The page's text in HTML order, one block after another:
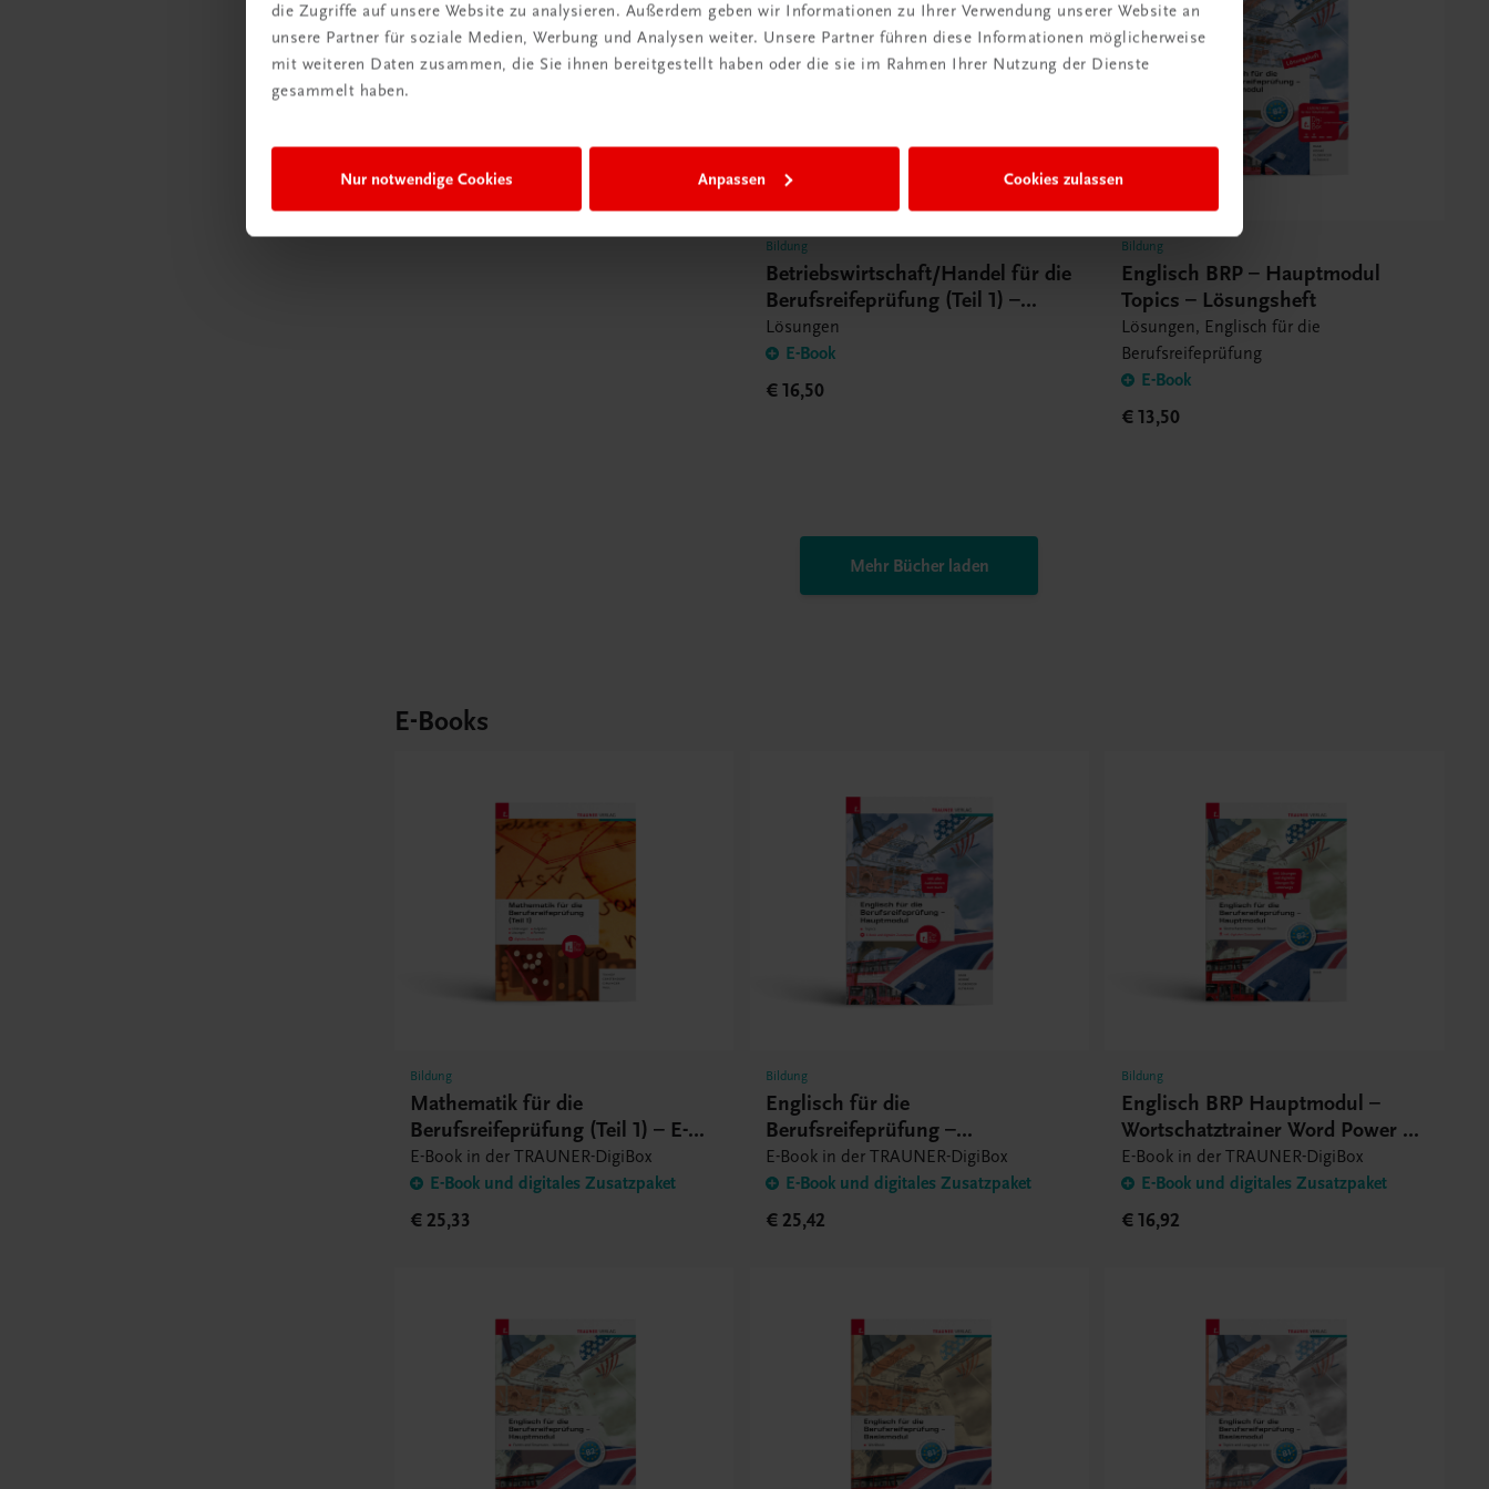
die Zugriffe auf unsere Website zu analysieren. Außerdem geben wir Informationen zu Ihrer Verwendung unserer Website an
unsere Partner für soziale Medien, Werbung und Analysen weiter. Unsere Partner führen diese Informationen möglicherweise
mit weiteren Daten zusammen, die Sie ihnen bereitgestellt haben oder die sie im Rahmen Ihrer Nutzung der Dienste
gesammelt haben.
Nur notwendige Cookies Anpassen Cookies zulassen
Neu in der DigiBox
Der „Digitale
Jetzt entdecken
Bildung
Betriebswirtschaft/Handel für die
Berufsreifeprüfung (Teil 1) –
Lösungsheft
Lösungen
E-Book
€ 16,50
Bildung
Englisch BRP – Hauptmodul
Topics – Lösungsheft
Lösungen, Englisch für die
Berufsreifeprüfung
E-Book
€ 13,50
Mehr Bücher laden
E-Books
Bildung
Mathematik für die
Berufsreifeprüfung (Teil 1) – E-
Book
E-Book in der TRAUNER-DigiBox
E-Book und digitales Zusatzpaket
€ 25,33
Bildung
Englisch für die
Berufsreifeprüfung –
Hauptmodul Topics – E-Book
E-Book in der TRAUNER-DigiBox
E-Book und digitales Zusatzpaket
€ 25,42
Bildung
Englisch BRP Hauptmodul –
Wortschatztrainer Word Power –
E-Book
E-Book in der TRAUNER-DigiBox
E-Book und digitales Zusatzpaket
€ 16,92